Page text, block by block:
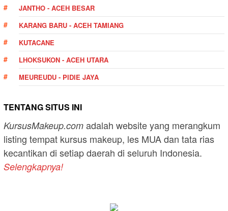
JANTHO - ACEH BESAR
KARANG BARU - ACEH TAMIANG
KUTACANE
LHOKSUKON - ACEH UTARA
MEUREUDU - PIDIE JAYA
TENTANG SITUS INI
KursusMakeup.com adalah website yang merangkum
listing tempat kursus makeup, les MUA dan tata rias
kecantikan di setiap daerah di seluruh Indonesia.
Selengkapnya!